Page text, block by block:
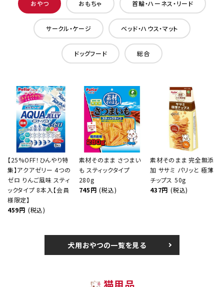
おやつ おもちゃ 首輪・ハーネス・リード
サークル・ケージ ベッド・ハウス・マット
ドッグフード 総合
【25%OFF！ひんやり特
集】アクアゼリー 4つの
ゼロ りんご風味 スティ
ックタイプ 8本入【会員
様限定】
459円 (税込)
素材そのまま さつまい
も スティックタイプ
280g
745円 (税込)
素材そのまま 完全無添
加 ササミ パリッと 極薄
チップス 50g
437円 (税込)
犬用おやつの一覧を見る
猫用品